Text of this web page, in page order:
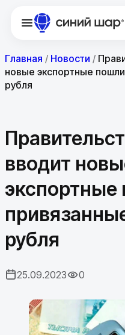
Главная / Новости /
новые экспортные
рубля
вводит
рубля
25.09.2023 0